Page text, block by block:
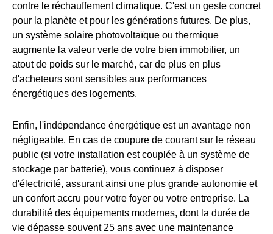
contre le réchauffement climatique. C'est un geste concret
pour la planète et pour les générations futures. De plus,
un système solaire photovoltaïque ou thermique
augmente la valeur verte de votre bien immobilier, un
atout de poids sur le marché, car de plus en plus
d'acheteurs sont sensibles aux performances
énergétiques des logements.
Enfin, l'indépendance énergétique est un avantage non
négligeable. En cas de coupure de courant sur le réseau
public (si votre installation est couplée à un système de
stockage par batterie), vous continuez à disposer
d'électricité, assurant ainsi une plus grande autonomie et
un confort accru pour votre foyer ou votre entreprise. La
durabilité des équipements modernes, dont la durée de
vie dépasse souvent 25 ans avec une maintenance